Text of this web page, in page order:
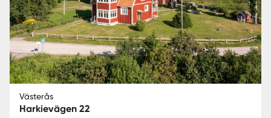
Västerås
Harkievägen 22